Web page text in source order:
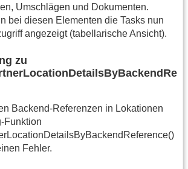
Umschlägen und Dokumenten.
bei diesen Elementen die Tasks nun
angezeigt (tabellarische Ansicht).
zu
Backend-Referenzen in Lokationen
Funktion
Fehler.